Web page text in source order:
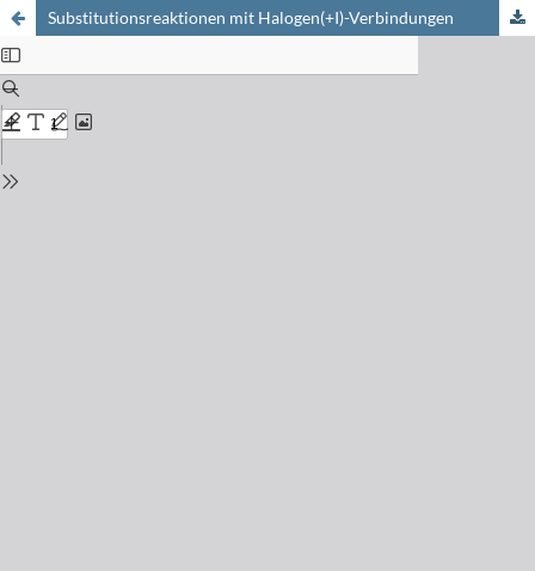
Substitutionsreaktionen mit Halogen(+I)-Verbindungen